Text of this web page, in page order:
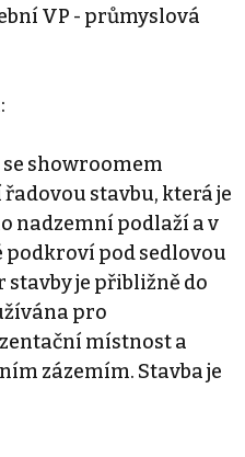
VP - průmyslová
showroomem
řadovou stavbu, která je
nadzemní podlaží a v
podkroví pod sedlovou
stavby je přibližně do
pro
místnost a
zázemím. Stavba je